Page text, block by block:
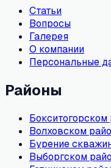
Статьи
Вопросы
Галерея
О компании
Персональные
Районы
Бокситогорском
Волховском
Бурение
Выборгском